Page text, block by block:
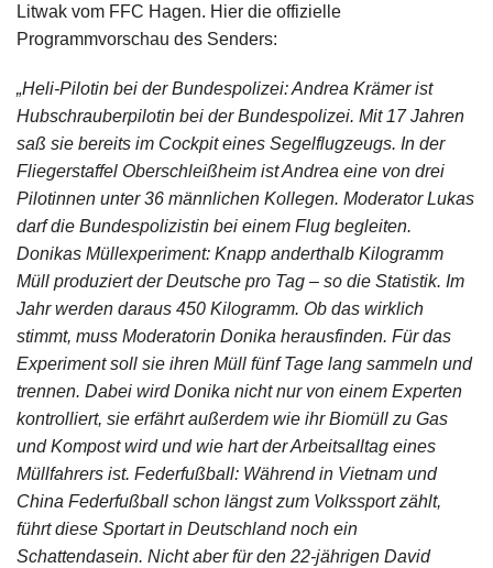
Litwak vom FFC Hagen. Hier die offizielle
Programmvorschau des Senders:
„Heli-Pilotin bei der Bundespolizei: Andrea Krämer ist
Hubschrauberpilotin bei der Bundespolizei. Mit 17 Jahren
saß sie bereits im Cockpit eines Segelflugzeugs. In der
Fliegerstaffel Oberschleißheim ist Andrea eine von drei
Pilotinnen unter 36 männlichen Kollegen. Moderator Lukas
darf die Bundespolizistin bei einem Flug begleiten.
Donikas Müllexperiment: Knapp anderthalb Kilogramm
Müll produziert der Deutsche pro Tag – so die Statistik. Im
Jahr werden daraus 450 Kilogramm. Ob das wirklich
stimmt, muss Moderatorin Donika herausfinden. Für das
Experiment soll sie ihren Müll fünf Tage lang sammeln und
trennen. Dabei wird Donika nicht nur von einem Experten
kontrolliert, sie erfährt außerdem wie ihr Biomüll zu Gas
und Kompost wird und wie hart der Arbeitsalltag eines
Müllfahrers ist. Federfußball: Während in Vietnam und
China Federfußball schon längst zum Volkssport zählt,
führt diese Sportart in Deutschland noch ein
Schattendasein. Nicht aber für den 22-jährigen David